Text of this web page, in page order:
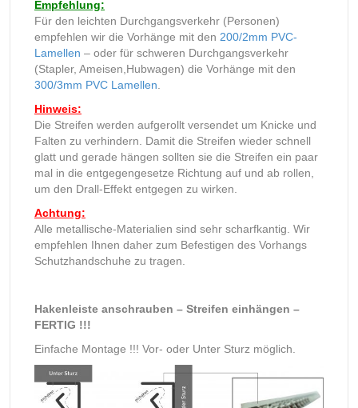
Empfehlung:
Für den leichten Durchgangsverkehr (Personen)
empfehlen wir die Vorhänge mit den 200/2mm PVC-
Lamellen – oder für schweren Durchgangsverkehr
(Stapler, Ameisen,Hubwagen) die Vorhänge mit den
300/3mm PVC Lamellen
Hinweis:
Die Streifen werden aufgerollt versendet um Knicke und
Falten zu verhindern. Damit die Streifen wieder schnell
glatt und gerade hängen sollten sie die Streifen ein paar
mal in die entgegengesetze Richtung auf und ab rollen,
um den Drall-Effekt entgegen zu wirken.
Achtung:
Alle metallische-Materialien sind sehr scharfkantig. Wir
empfehlen Ihnen daher zum Befestigen des Vorhangs
Schutzhandschuhe zu tragen.
Hakenleiste anschrauben – Streifen einhängen –
FERTIG !!!
Einfache Montage !!! Vor- oder Unter Sturz möglich.